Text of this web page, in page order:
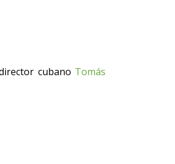
cubano Tomás